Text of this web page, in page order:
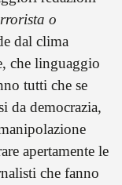
o
dal clima
che linguaggio
tutti che se
da democrazia,
apertamente le
che fanno